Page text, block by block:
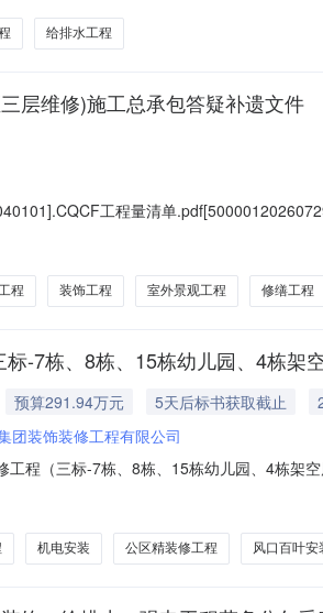
给排水工程
层维修)施工总承包答疑补遗文件
工程量清单
程 装饰工程 室外景观工程 修缮工程
-7栋、8栋、15栋幼儿园、4栋
预算291.94万元 5天后标书获取截止
团装饰装修工程有限公司
程（三标-7栋、8栋、15栋幼儿园、4栋架
式儿童乐园及东侧临时划线)劳务分包工程招
机电安装 公区精装修工程 风口百叶安